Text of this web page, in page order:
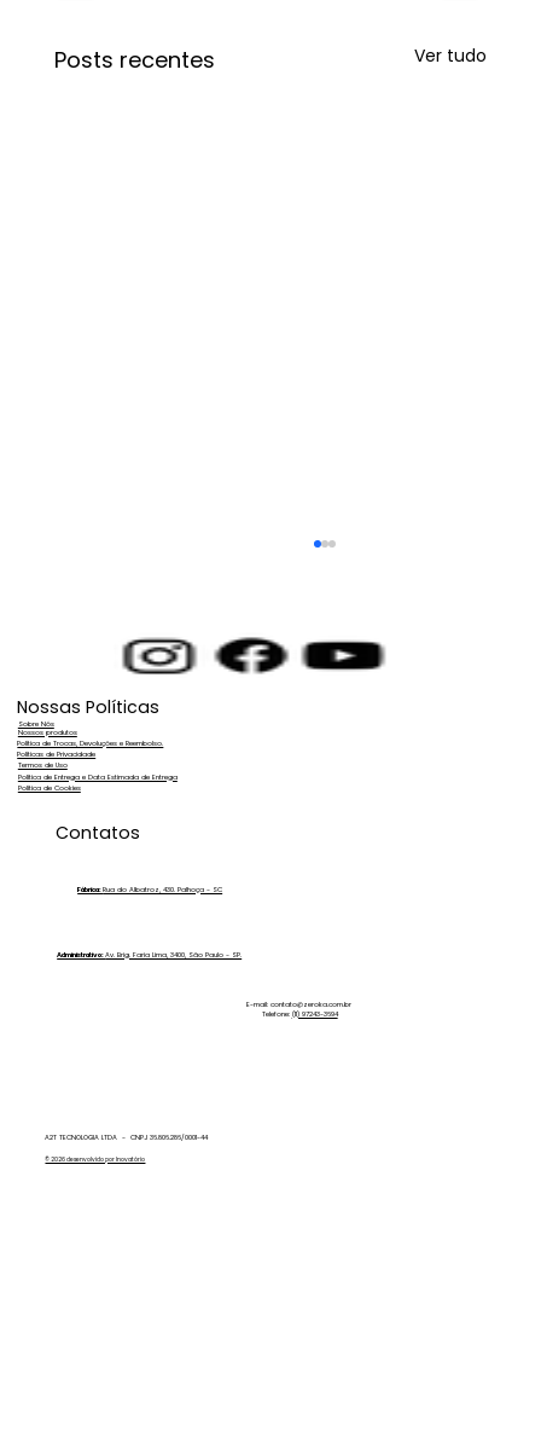
Posts recentes Ver tudo
Purificação de Água para Lavagem
Conheça a Zero Ka Max
A2T TECNOLOGIA LTDA - CNPJ 36.806.286/0001-44
© 2026 desenvolvido por Inovatório
Nossas Políticas
Nossos produtos
Sobre Nós
Política de Trocas, Devoluções e Reembolso.
Políticas de Privacidade
Política de Entrega e Data Estimada de Entrega
Política de Cookies
Termos de Uso
Contatos
Fábrica:Rua do Albatroz, 430. Palhoça - SC
Administrativo:Av. Brig. Faria Lima, 3400, São Paulo - SP.
E-mail:contato@zeroka.com.br
Telefone: (11) 97243-3694